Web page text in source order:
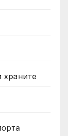
храните